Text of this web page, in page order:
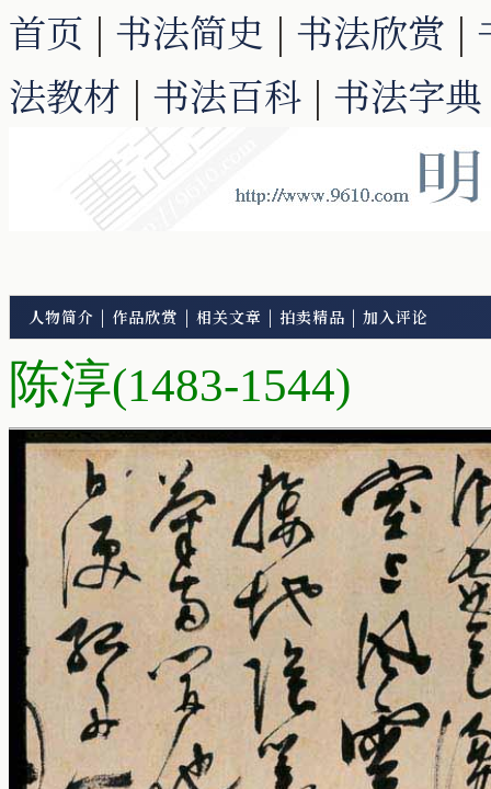
首页 | 书法简史 | 书法欣赏 |
法教材 | 书法百科 | 书法字典
人物简介 | 作品欣赏 | 相关文章 | 拍卖精品 |加入评论
陈淳(1483-1544)